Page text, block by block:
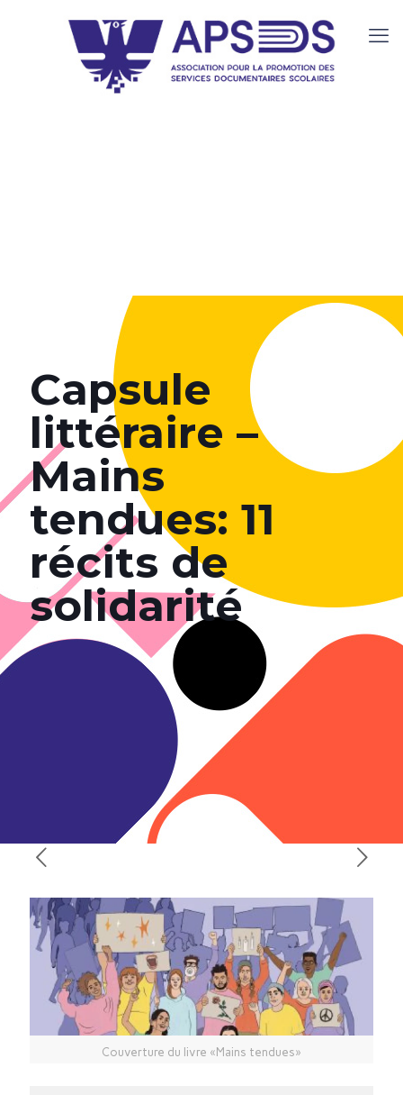
Capsule
littéraire –
Mains
tendues: 11
récits de
solidarité
Couverture du livre «Mains tendues»